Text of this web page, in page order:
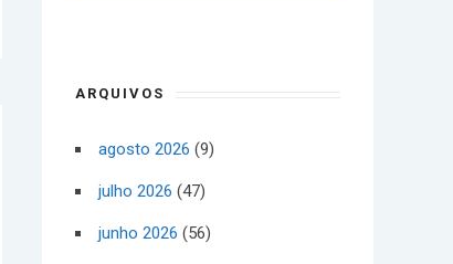
ARQUIVOS
agosto 2026 (9)
julho 2026 (47)
junho 2026 (56)